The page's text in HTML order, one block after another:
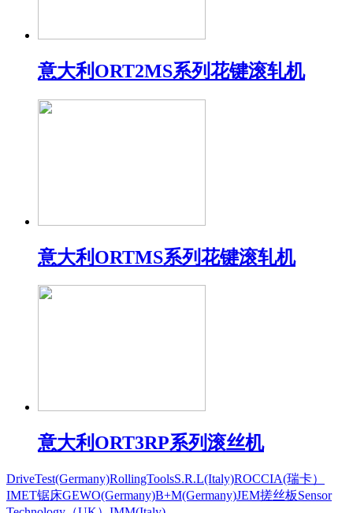
意大利ORT2MS系列花键滚轧机
意大利ORTMS系列花键滚轧机
意大利ORT3RP系列滚丝机
DriveTest(Germany)RollingToolsS.R.L(Italy)ROCCIA(瑞卡）
IMET锯床GEWO(Germany)B+M(Germany)JEM搓丝板Sensor